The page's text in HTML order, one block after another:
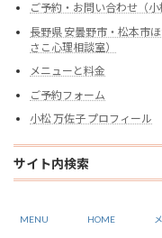
ご予約・お問い合わせ（小
長野県 安曇野市・松本市
さこ心理相談室）
メニューと料金
ご予約フォーム
小松 万佐子 プロフィール
サイト内検索
索:
MENU HOME